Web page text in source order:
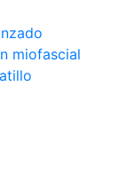
miofascial